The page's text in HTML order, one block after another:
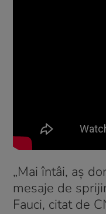
„Mai întâi, aș
mesaje de
Fauci, citat de